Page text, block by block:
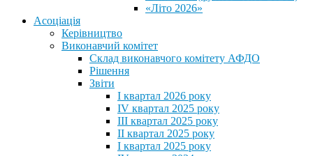
«Літо 2026»
Асоціація
Керівництво
Виконавчий комітет
Склад виконавчого комітету АФДО
Рішення
Звіти
I квартал 2026 року
IV квартал 2025 року
III квартал 2025 року
II квартал 2025 року
I квартал 2025 року